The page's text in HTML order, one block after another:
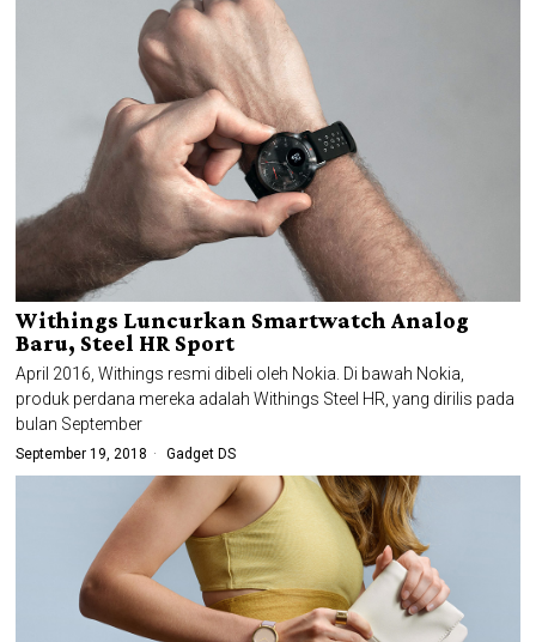
Withings Luncurkan Smartwatch Analog
Baru, Steel HR Sport
April 2016, Withings resmi dibeli oleh Nokia. Di bawah Nokia,
produk perdana mereka adalah Withings Steel HR, yang dirilis pada
bulan September
September 19, 2018 Gadget DS